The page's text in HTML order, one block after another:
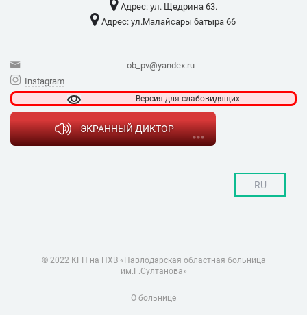
Адрес: ​ул. Щедрина 63.
Адрес: ​ул.Малайсары батыра 66
ob_pv@yandex.ru
Instagram
Версия для слабовидящих
ЭКРАННЫЙ ДИКТОР
RU
© 2022 КГП на ПХВ «Павлодарская областная больница
им.Г.Султанова»
О больнице